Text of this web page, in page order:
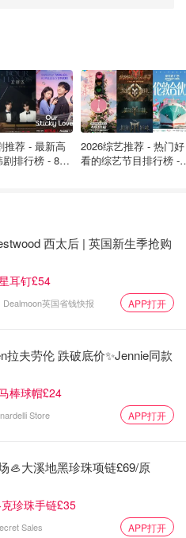
，版权属于原作者
。VUE的用户体验也是英国
Big Screen体验感很好，电影
，对视觉效果要求比较高的
大屏体验不仅用于电影，
推荐 - 最新高
排行榜 - 8月
2026综艺推荐 - 热门好
看的综艺节目排行榜 -
西太后 | 英国新生季抢购
耳钉£54
Dealmoon英国省钱快报 APP打开
拉夫劳伦 跌破底价✨Jennie同款
棒球帽£24
Store APP打开
🦪大溪地黑珍珠项链£69/原
珍珠手链£35
Sales APP打开